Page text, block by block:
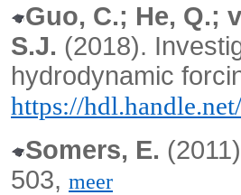
Guo, C.; He, Q.;
S.J. (2018).
hydrodynamic
https://
Somers, E.
503, meer